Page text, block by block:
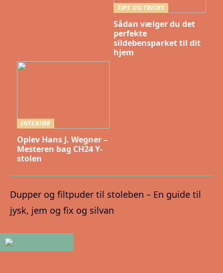
TIPS OG TRICKS
Sådan vælger du det
perfekte
sildebensparket til dit
hjem
INTERIØR
Oplev Hans J. Wegner –
Mesteren bag CH24 Y-
stolen
Dupper og filtpuder til stoleben – En guide til
jysk, jem og fix og silvan